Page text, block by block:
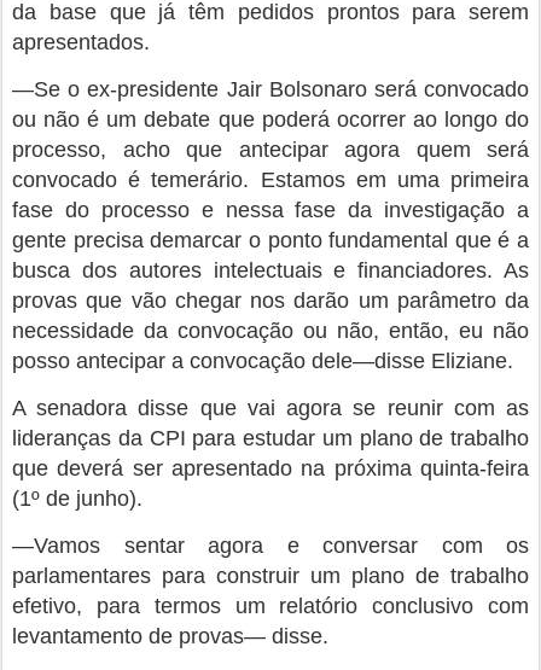
provas que vão chegar nos darão um parâmetro da
necessidade da convocação ou não, então, eu não
posso antecipar a convocação dele—disse Eliziane.
A senadora disse que vai agora se reunir com as
lideranças da CPI para estudar um plano de trabalho
que deverá ser apresentado na próxima quinta-feira
(1º de junho).
—Vamos sentar agora e conversar com os
parlamentares para construir um plano de trabalho
efetivo, para termos um relatório conclusivo com
levantamento de provas— disse.
Segundo ela, o objetivo será buscar os mentores
intelectuais dos atos de 8 de janeiro.
—Sabemos que houve para além dos executores,
um volume grande de pessoas que são os
financiadores, os autores intelectuais desse crime
bárbaro que aconteceu e nós precisamos chegar até
eles— afirmou.
Eliziane foi designada como relatora da CPMI nessa